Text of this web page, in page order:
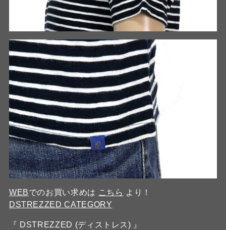
WEBでのお買い求めは こちら より！
DSTREZZED CATEGORY
『 DSTREZZED (ディストレス) 』